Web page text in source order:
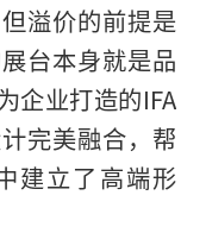
溢价的前提是
台本身就是品
企业打造的IFA
完美融合，帮
建立了高端形